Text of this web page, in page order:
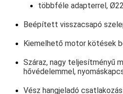
többféle adapterrel,
Beépített visszacsapó
Kiemelhető motor kötések
Száraz, nagy teljesítményű
hővédelemmel,
Vész hangjeladó